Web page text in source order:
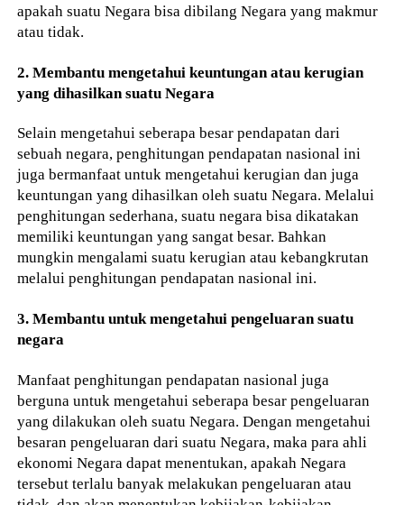
apakah suatu Negara bisa dibilang Negara yang makmur
atau tidak.
2. Membantu mengetahui keuntungan atau kerugian
yang dihasilkan suatu Negara
Selain mengetahui seberapa besar pendapatan dari
sebuah negara, penghitungan pendapatan nasional ini
juga bermanfaat untuk mengetahui kerugian dan juga
keuntungan yang dihasilkan oleh suatu Negara. Melalui
penghitungan sederhana, suatu negara bisa dikatakan
memiliki keuntungan yang sangat besar. Bahkan
mungkin mengalami suatu kerugian atau kebangkrutan
melalui penghitungan pendapatan nasional ini.
3. Membantu untuk mengetahui pengeluaran suatu
negara
Manfaat penghitungan pendapatan nasional juga
berguna untuk mengetahui seberapa besar pengeluaran
yang dilakukan oleh suatu Negara. Dengan mengetahui
besaran pengeluaran dari suatu Negara, maka para ahli
ekonomi Negara dapat menentukan, apakah Negara
tersebut terlalu banyak melakukan pengeluaran atau